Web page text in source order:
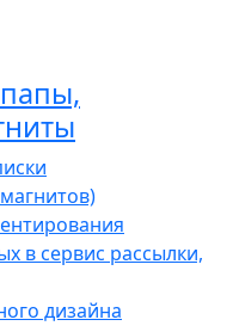
в сервис рассылки,
дизайна